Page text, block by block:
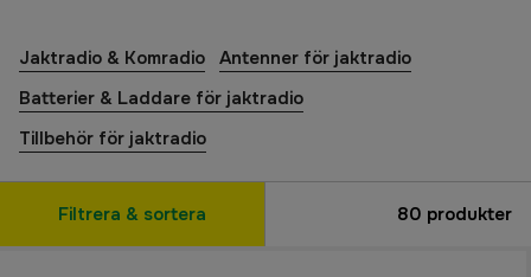
Jaktradio & Komradio Antenner för jaktradio
Batterier & Laddare för jaktradio
Tillbehör för jaktradio
Filtrera & sortera 80 produkter